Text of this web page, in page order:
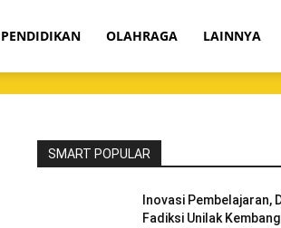
PENDIDIKAN OLAHRAGA LAINNYA
SMART POPULAR
Inovasi Pembelajaran,
Fadiksi Unilak